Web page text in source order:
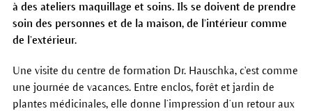
à des ateliers maquillage et soins. Ils se doivent de prendre
soin des personnes et de la maison, de l’intérieur comme
de l’extérieur.
Une visite du centre de formation Dr. Hauschka, c'est comme
une journée de vacances. Entre enclos, forêt et jardin de
plantes médicinales, elle donne l’impression d’un retour aux